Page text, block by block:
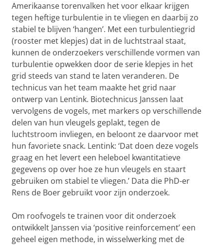
Amerikaanse torenvalken het voor elkaar krijgen
tegen heftige turbulentie in te vliegen en daarbij zo
stabiel te blijven ‘hangen’. Met een turbulentiegrid
(rooster met klepjes) dat in de luchtstraal staat,
kunnen de onderzoekers verschillende vormen van
turbulentie opwekken door de serie klepjes in het
grid steeds van stand te laten veranderen. De
technicus van het team maakte het grid naar
ontwerp van Lentink. Biotechnicus Janssen laat
vervolgens de vogels, met markers op verschillende
delen van hun vleugels geplakt, tegen de
luchtstroom invliegen, en beloont ze daarvoor met
hun favoriete snack. Lentink: ‘Dat doen deze vogels
graag en het levert een heleboel kwantitatieve
gegevens op over hoe ze hun vleugels en staart
gebruiken om stabiel te vliegen.’ Data die PhD-er
Rens de Boer gebruikt voor zijn onderzoek.
Om roofvogels te trainen voor dit onderzoek
ontwikkelt Janssen via ‘positive reinforcement’ een
geheel eigen methode, in wisselwerking met de